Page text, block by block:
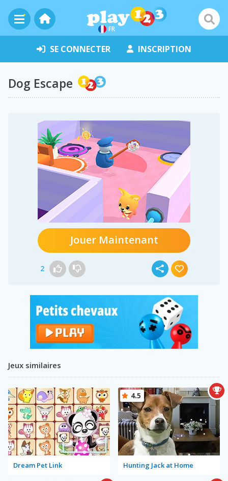
FR
SE CONNECTER INSCRIPTION
Dog Escape
Jouer Maintenant
2
Jeux similaires
Dream Pet Link Hunting Jack at Home
4.5